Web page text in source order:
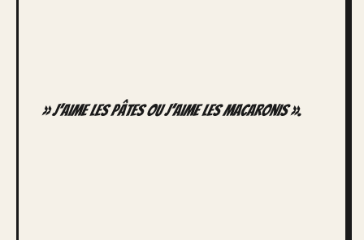
» J’aime les pâtes ou j’aime les macaronis ».